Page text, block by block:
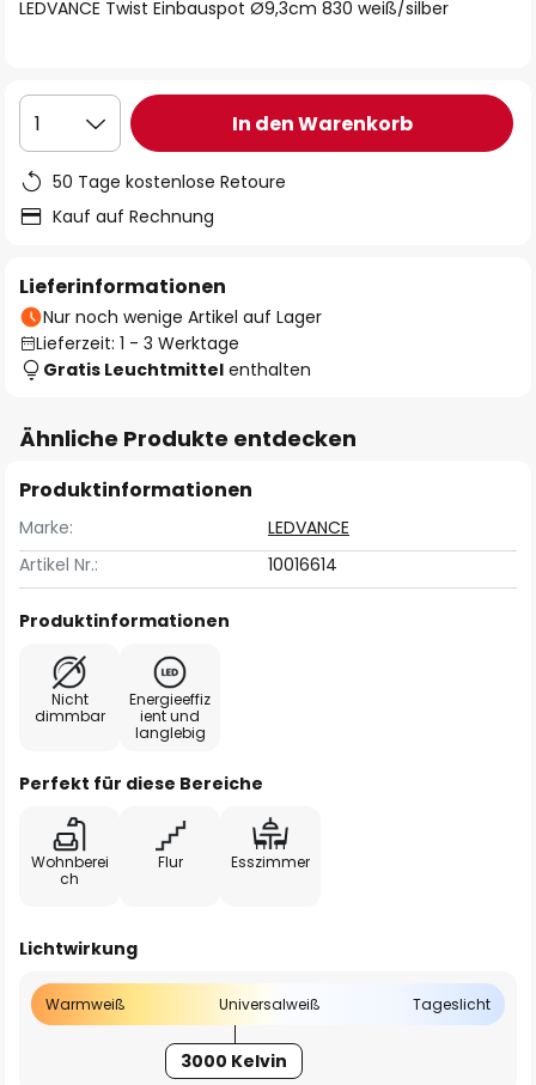
LEDVANCE Twist Einbauspot Ø9,3cm 830 weiß/silber
1 In den Warenkorb
50 Tage kostenlose Retoure
Kauf auf Rechnung
Lieferinformationen
Nur noch wenige Artikel auf Lager
Lieferzeit: 1 - 3 Werktage
Gratis Leuchtmittel enthalten
Ähnliche Produkte entdecken
Produktinformationen
Marke:
LEDVANCE
Artikel Nr.:
10016614
Produktinformationen
Nicht
dimmbar
Energieeffiz
ient und
langlebig
Perfekt für diese Bereiche
Wohnberei
ch
Flur Esszimmer
Lichtwirkung
Warmweiß Universalweiß Tageslicht
3000 Kelvin